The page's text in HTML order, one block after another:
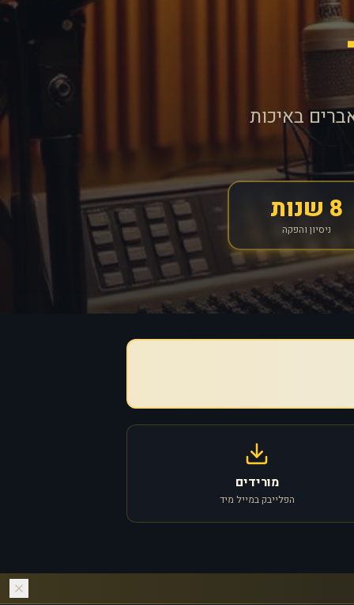
באיכות
8 שנות
ניסיון והפקה
מורידים
הפלייבק במייל מיד